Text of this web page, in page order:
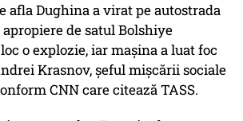
afla Dughina a virat pe autostrada
de satul Bolshiye
o explozie, iar mașina a luat foc
Krasnov, șeful mișcării sociale
CNN care citează TASS.